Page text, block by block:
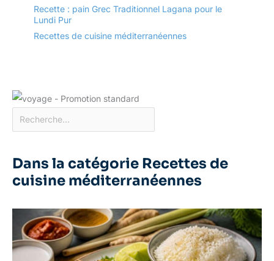
Recette : pain Grec Traditionnel Lagana pour le
Lundi Pur
Recettes de cuisine méditerranéennes
Dans la catégorie Recettes de
cuisine méditerranéennes